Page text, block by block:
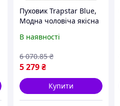
Пуховик Trapstar Blue,
Модна чоловіча якісна
В наявності
5 279₴
6 070.85 ₴
Купити